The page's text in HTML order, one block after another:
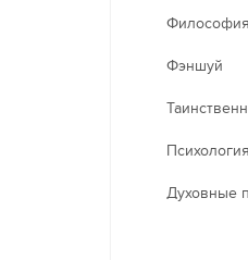
Философия
Фэншуй
Психология
Духовные